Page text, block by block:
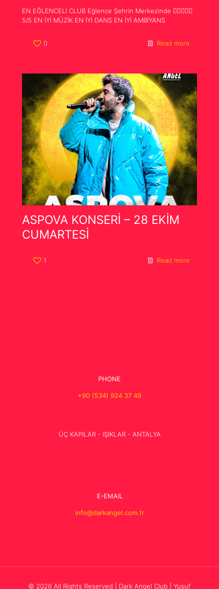
EN EĞLENCELİ CLUB Eğlence Şehrin Merkezinde 
5/5 EN İYİ MÜZİK EN İYİ DANS EN İYİ AMBİYANS
0 Read more
ASPOVA KONSERİ – 28 EKİM
CUMARTESİ
1 Read more
PHONE
+90 (534) 924 37 49
ÜÇ KAPILAR - IŞIKLAR - ANTALYA
E-EMAIL
info@darkangel.com.tr
© 2026 All Rights Reserved | Dark Angel Club | Yusuf